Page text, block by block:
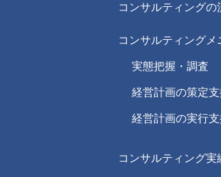
コンサルティングの
コンサルティングメ
実態把握・調査
経営計画の策定支
経営計画の実行支
コンサルティング実